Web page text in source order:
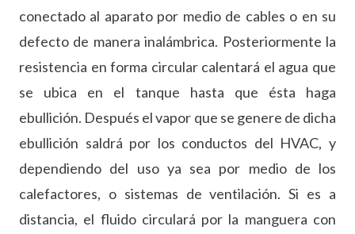
conectado al aparato por medio de cables o en su
defecto de manera inalámbrica. Posteriormente la
resistencia en forma circular calentará el agua que
se ubica en el tanque hasta que ésta haga
ebullición. Después el vapor que se genere de dicha
ebullición saldrá por los conductos del HVAC, y
dependiendo del uso ya sea por medio de los
calefactores, o sistemas de ventilación. Si es a
distancia, el fluido circulará por la manguera con